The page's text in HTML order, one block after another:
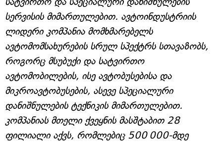
სერვისის მიმართულებით. ავტოინდუსტრიის
ლიდერი კომპანია მომხმარებელს
ავტომომსახურების სრულ სპექტრს სთავაზობს,
როგორც მსუბუქი და სატვირთო
ავტომობილების, ისე ავტობუსებისა და
მიკროავტობუსების, ასევე სპეციალური
დანიშნულების ტექნიკის მიმართულებით.
კომპანიას მთელი ქვეყნის მასშტაბით 28
ფილიალი აქვს, რომლებიც 500 000-მდე